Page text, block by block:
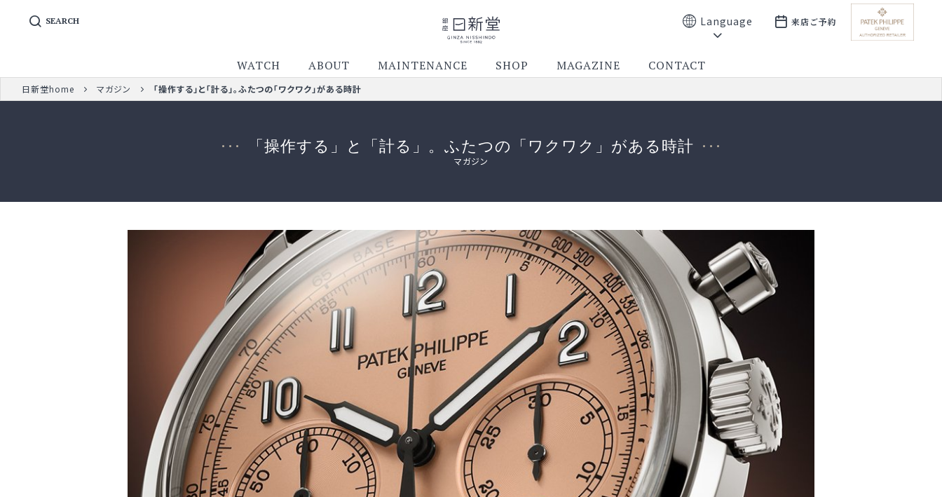
WATCH ABOUT MAINTENANCE SHOP MAGAZINE CONTACT
SEARCH Language 来店ご予約
日新堂home マガジン 「操作する」と「計る」。ふたつの「ワクワク」がある時計
「操作する」と「計る」。ふたつの「ワクワク」がある時計
マガジン